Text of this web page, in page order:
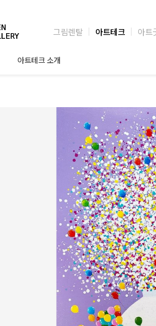
그림렌탈 아트테크 아트
아트테크 소개